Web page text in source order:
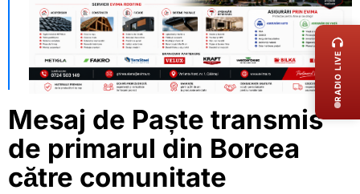
Mesaj de Paște transmis
de primarul din Borcea
către comunitate
LIVE
RADIO LIVE